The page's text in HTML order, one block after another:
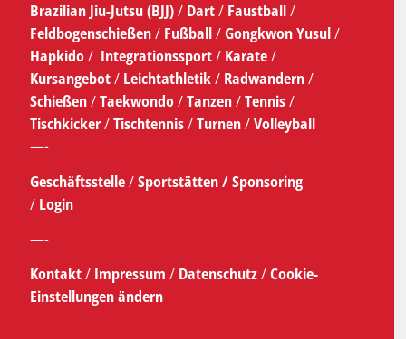
Brazilian Jiu-Jutsu (BJJ)/ Dart/ Faustball/
Feldbogenschießen/ Fußball/Gongkwon Yusul/
Hapkido/ Integrationssport/ Karate/
Kursangebot/Leichtathletik/ Radwandern/
Schießen/Taekwondo/Tanzen/Tennis/
Tischkicker/Tischtennis/Turnen/Volleyball
—-
Geschäftsstelle/Sportstätten /Sponsoring
/ Login
—-
Kontakt/ Impressum / Datenschutz/Cookie-
Einstellungen ändern